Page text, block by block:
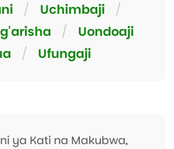
/ Uchimbaji
/
/
Uondoaji
/ Ufungaji
ya Kati na Makubwa,